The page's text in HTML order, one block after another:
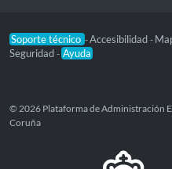
Soporte técnico -Accesibilidad -
Seguridad - Ayuda
© 2026 Plataforma de Administración
Coruña